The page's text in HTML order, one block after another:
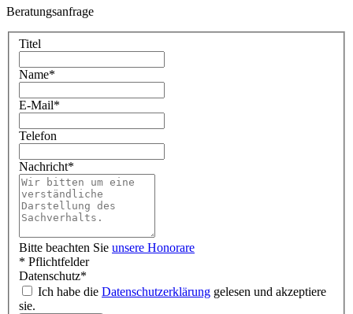
Beratungsanfrage
Titel
Name*
E-Mail*
Telefon
Nachricht*
Bitte beachten Sie unsere Honorare
* Pflichtfelder
Datenschutz*
Ich habe die Datenschutzerklärung gelesen und akzeptiere
sie.